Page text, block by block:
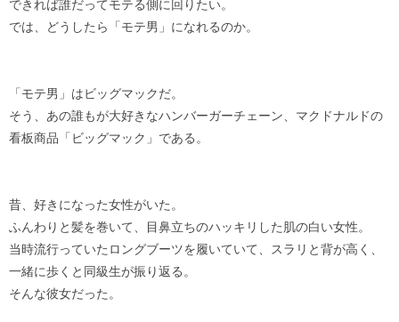
できれば誰だってモテる側に回りたい。
では、どうしたら「モテ男」になれるのか。
「モテ男」はビッグマックだ。
そう、あの誰もが大好きなハンバーガーチェーン、マクドナルドの
看板商品「ビッグマック」である。
昔、好きになった女性がいた。
ふんわりと髪を巻いて、目鼻立ちのハッキリした肌の白い女性。
当時流行っていたロングブーツを履いていて、スラリと背が高く、
一緒に歩くと同級生が振り返る。
そんな彼女だった。